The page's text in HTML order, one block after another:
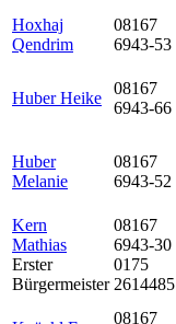
Hoxhaj
Qendrim
08167
6943-53
Huber Heike
08167
6943-66
Huber
Melanie
08167
6943-52
Kern
Mathias
Erster
Bürgermeister
08167
6943-30
0175
2614485
08167